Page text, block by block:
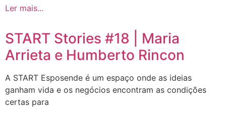
Ler mais...
START Stories #18 | Maria
Arrieta e Humberto Rincon
A START Esposende é um espaço onde as ideias
ganham vida e os negócios encontram as condições
certas para